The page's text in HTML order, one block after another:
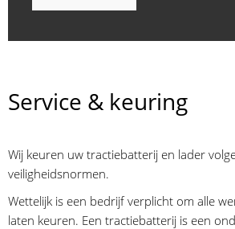
Service & keuring
Wij keuren uw tractiebatterij en lader
veiligheidsnormen.
Wettelijk is een bedrijf verplicht om alle
laten keuren. Een tractiebatterij is een